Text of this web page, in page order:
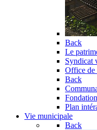
Back
Le
Syndicat
Office de
Back
Plan
Vie municipale
Back